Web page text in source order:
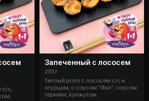
с/с,
Запеченный с лососем
251 г
Теплый ролл с лососем с/с и
огурцом, с соусом "Яки", соусом
терияки, кунжутом.